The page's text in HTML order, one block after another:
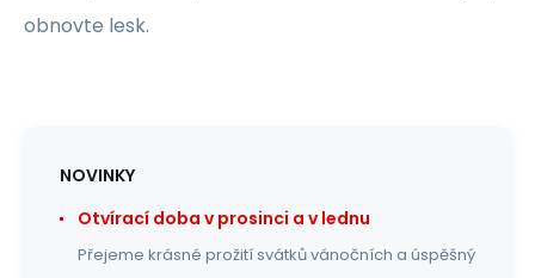
obnovte lesk.
NOVINKY
Otvírací doba v prosinci a v lednu
Přejeme krásné prožití svátků vánočních a úspěšný